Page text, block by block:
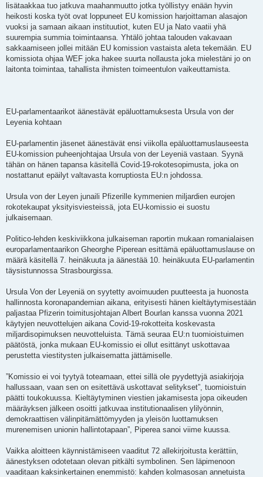
lisätaakkaa tuo jatkuva maahanmuutto jotka työllistyy enään hyvin
heikosti koska työt ovat loppuneet EU komission harjoittaman alasajon
vuoksi ja samaan aikaan instituutiot, kuten EU ja Nato vaatii yhä
suurempia summia toimintaansa. Yhtälö johtaa talouden vakavaan
sakkaamiseen jollei mitään EU komission vastaista aleta tekemään. EU
komissiota ohjaa WEF joka hakee suurta nollausta joka mielestäni jo on
laitonta toimintaa, tahallista ihmisten toimeentulon vaikeuttamista.
EU-parlamentaarikot äänestävät epäluottamuksesta Ursula von der
Leyenia kohtaan
EU-parlamentin jäsenet äänestävät ensi viikolla epäluottamuslauseesta
EU-komission puheenjohtajaa Ursula von der Leyeniä vastaan. Syynä
tähän on hänen tapansa käsitellä Covid-19-rokotesopimusta, joka on
nostattanut epäilyt valtavasta korruptiosta EU:n johdossa.
Ursula von der Leyen junaili Pfizerille kymmenien miljardien eurojen
rokotekaupat yksityisviesteissä, jota EU-komissio ei suostu
julkaisemaan.
Politico-lehden keskiviikkona julkaiseman raportin mukaan romanialaisen
europarlamentaarikon Gheorghe Piperean esittämä epäluottamuslause on
määrä käsitellä 7. heinäkuuta ja äänestää 10. heinäkuuta EU-parlamentin
täysistunnossa Strasbourgissa.
Ursula Von der Leyeniä on syytetty avoimuuden puutteesta ja huonosta
hallinnosta koronapandemian aikana, erityisesti hänen kieltäytymisestään
paljastaa Pfizerin toimitusjohtajan Albert Bourlan kanssa vuonna 2021
käytyjen neuvottelujen aikana Covid-19-rokotteita koskevasta
miljardisopimuksen neuvotteluista. Tämä seuraa EU:n tuomioistuimen
päätöstä, jonka mukaan EU-komissio ei ollut esittänyt uskottavaa
perustetta viestitysten julkaisematta jättämiselle.
”Komissio ei voi tyytyä toteamaan, ettei sillä ole pyydettyjä asiakirjoja
hallussaan, vaan sen on esitettävä uskottavat selitykset”, tuomioistuin
päätti toukokuussa. Kieltäytyminen viestien jakamisesta jopa oikeuden
määräyksen jälkeen osoitti jatkuvaa institutionaalisen ylilyönnin,
demokraattisen välinpitämättömyyden ja yleisön luottamuksen
murenemisen unionin hallintotapaan”, Piperea sanoi viime kuussa.
Vaikka aloitteen käynnistämiseen vaaditut 72 allekirjoitusta kerättiin,
äänestyksen odotetaan olevan pitkälti symbolinen. Sen läpimenoon
vaaditaan kaksinkertainen enemmistö: kahden kolmasosan annetuista